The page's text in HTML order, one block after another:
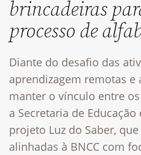
brincadeiras
processo de
Diante do desafio das
aprendizagem remotas e
manter o vínculo entre
a Secretaria de
projeto Luz do Saber,
alinhadas à BNCC com